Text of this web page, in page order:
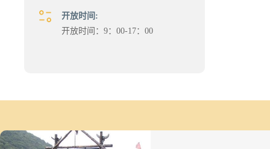
开放时间:
开放时间：9：00-17：00